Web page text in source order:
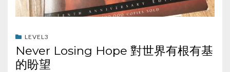
LEVEL3
Never Losing Hope 對世界有根有基
的盼望